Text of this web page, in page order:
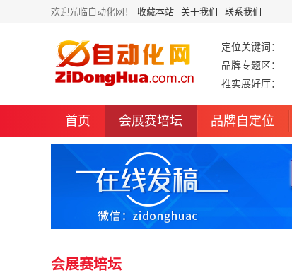
欢迎光临自动化网！ 收藏本站 关于我们 联系我们
定位关键词：
品牌专题区：
推实展好厅：
首页 会展赛培坛 品牌自定位
会展赛培坛